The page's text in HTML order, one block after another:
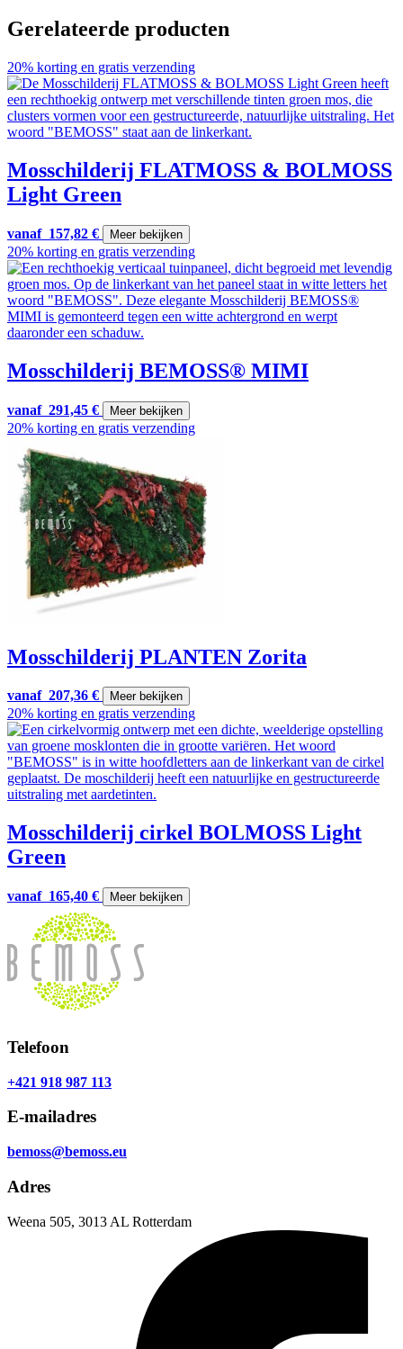
Gerelateerde producten
20% korting en gratis verzending
Mosschilderij FLATMOSS & BOLMOSS
Light Green
vanaf 157,82 € Meer bekijken
20% korting en gratis verzending
Mosschilderij BEMOSS® MIMI
vanaf 291,45 € Meer bekijken
20% korting en gratis verzending
Mosschilderij PLANTEN Zorita
vanaf 207,36 € Meer bekijken
20% korting en gratis verzending
Mosschilderij cirkel BOLMOSS Light
Green
vanaf 165,40 € Meer bekijken
Telefoon
+421 918 987 113
E-mailadres
bemoss@bemoss.eu
Adres
Weena 505, 3013 AL Rotterdam